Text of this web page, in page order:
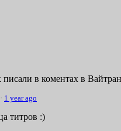
в коментах в
· 1 year ago
титров :)